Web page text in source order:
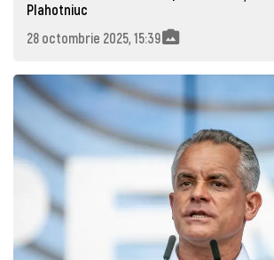
Plahotniuc
28 octombrie 2025, 15:39